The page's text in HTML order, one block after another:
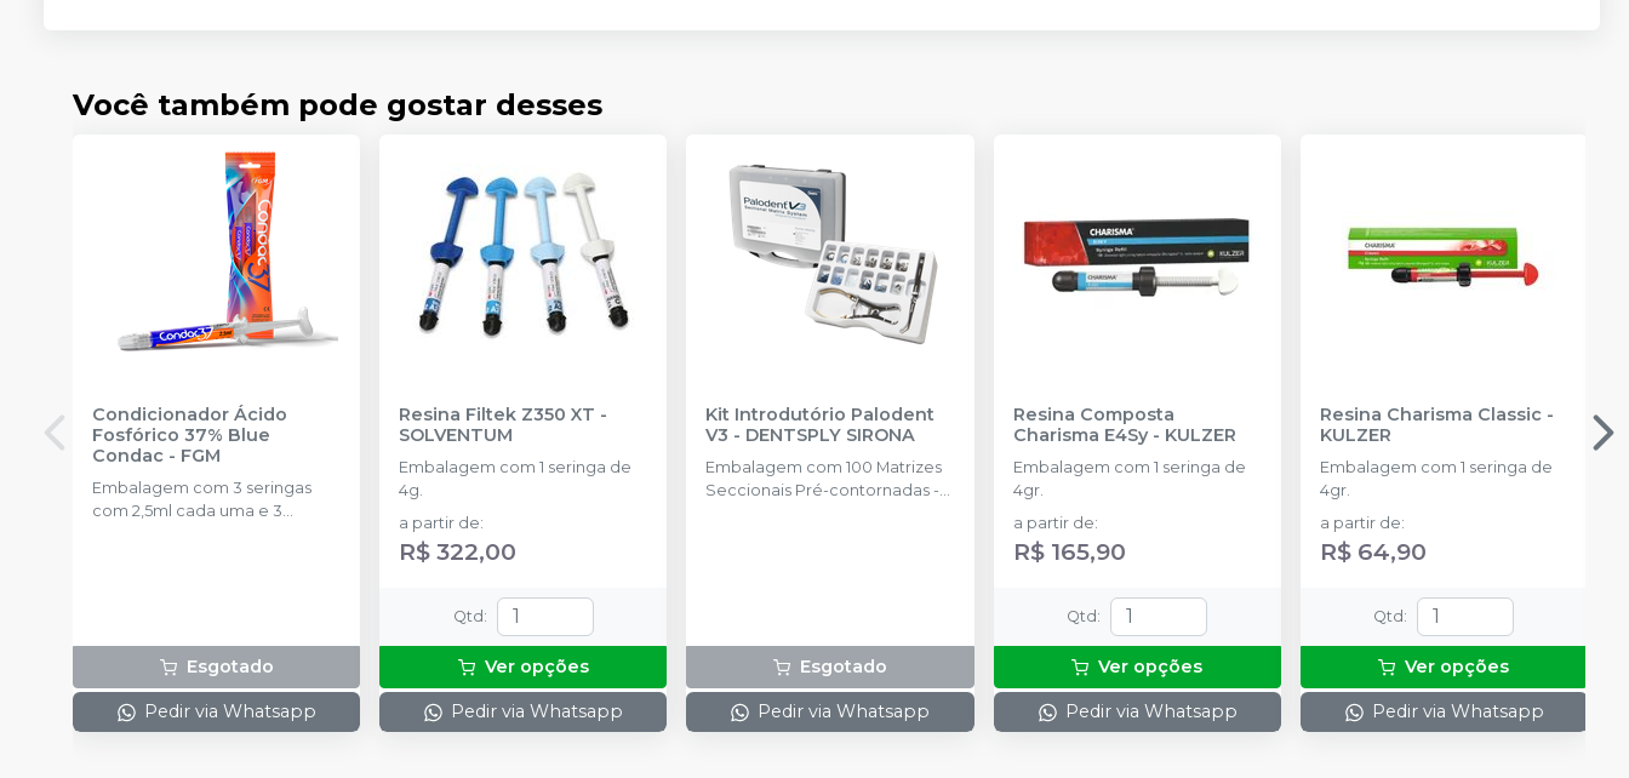
Você também pode gostar desses
Condicionador Ácido
Fosfórico 37% Blue
Condac - FGM
Embalagem com 3 seringas
com 2,5ml cada uma e 3
Esgotado
Pedir via Whatsapp
Resina Filtek Z350 XT -
SOLVENTUM
Embalagem com 1 seringa de
4g.
a partir de:
R$ 322,00
Qtd :
Ver opções
Pedir via Whatsapp
Kit Introdutório Palodent
V3 - DENTSPLY SIRONA
Embalagem com 100 Matrizes
Seccionais Pré-contornadas -
Anel Universal; 1 Anel Pequeno;
1 Alicate (Fórceps); 1 Pinça
Auxiliar. (Pin Tweezer)
Esgotado
Pedir via Whatsapp
Resina Composta
Charisma E4Sy- KULZER
Embalagem com 1 seringa de
4gr.
a partir de:
R$ 165,90
Qtd :
Ver opções
Pedir via Whatsapp
Resina Charisma Classic-
KULZER
Embalagem com 1 seringa de
4gr.
a partir de:
R$ 64,90
Qtd :
Ver opções
Pedir via Whatsapp